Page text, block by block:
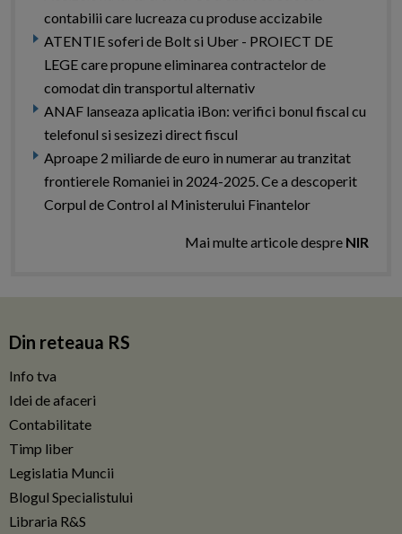
contabilii care lucreaza cu produse accizabile
ATENTIE soferi de Bolt si Uber - PROIECT DE
LEGE care propune eliminarea contractelor de
comodat din transportul alternativ
ANAF lanseaza aplicatia iBon: verifici bonul fiscal cu
telefonul si sesizezi direct fiscul
Aproape 2 miliarde de euro in numerar au tranzitat
frontierele Romaniei in 2024-2025. Ce a descoperit
Corpul de Control al Ministerului Finantelor
Mai multe articole despre NIR
Din reteaua RS
Info tva
Idei de afaceri
Contabilitate
Timp liber
Legislatia Muncii
Blogul Specialistului
Libraria R&S